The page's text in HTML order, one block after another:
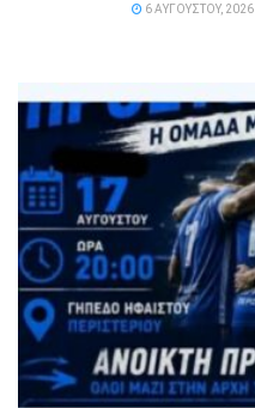
6 ΑΥΓΟΎΣΤΟΥ, 2026